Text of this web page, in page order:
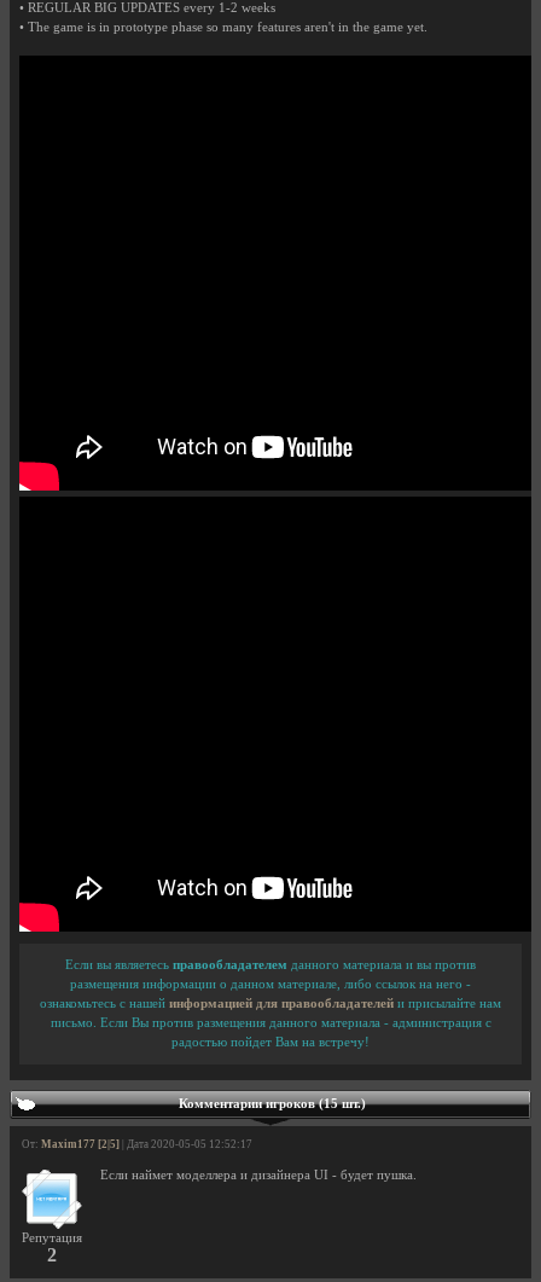
• REGULAR BIG UPDATES every 1-2 weeks
• The game is in prototype phase so many features aren't in the game yet.
Если вы являетесь правообладателем данного материала и вы против
размещения информации о данном материале, либо ссылок на него -
ознакомьтесь с нашей информацией для правообладателей и присылайте нам
письмо. Если Вы против размещения данного материала - администрация с
радостью пойдет Вам на встречу!
Комментарии игроков (15 шт.)
От: Maxim177 [2|5] | Дата 2020-05-05 12:52:17
Репутация
2
Если наймет моделлера и дизайнера UI - будет пушка.